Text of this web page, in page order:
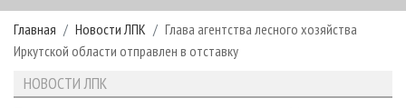
РУБРИКИ И ТЕМЫ
РУБРИКИ ЖУРНАЛА
ЛЕСОЗАГОТОВКА
НОВОСТИ
НОВОСТИ ЛПК
ПРОЕКТЫ ЛПИ
АНАЛИТИКА
Главная Новости ЛПК
Глава агентства лесного хозяйства
Иркутской области отправлен в отставку
НОВОСТИ ЛПК